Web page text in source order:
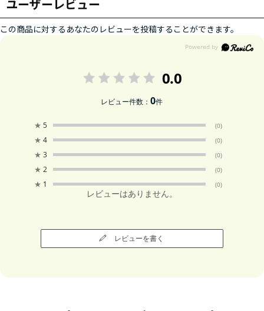
ユーザーレビュー
この商品に対するあなたのレビューを投稿することができます。
0.0
レビュー件数：0件
★ 5 (0)
★ 4 (0)
★ 3 (0)
★ 2 (0)
★ 1 (0)
レビューはありません。
レビューを書く